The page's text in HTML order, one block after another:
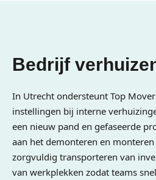
Bedrijf
In Utrecht ondersteunt Top
instellingen bij interne
een nieuw pand en gefaseerde
aan het demonteren en
zorgvuldig transporteren van
van werkplekken zodat teams